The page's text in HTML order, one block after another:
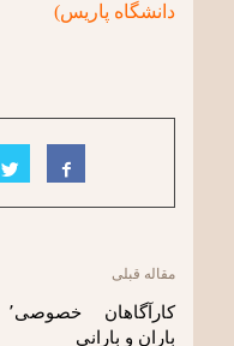
دانشگاه پاریس)
مقاله قبلی
باران و بارانی